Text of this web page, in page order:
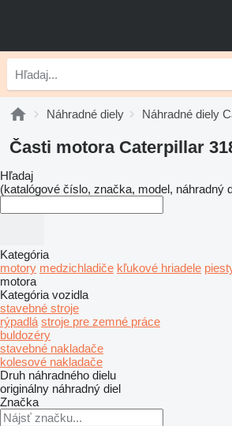
Náhradné diely Náhradné diely
Časti motora Caterpillar
Hľadaj
(katalógové číslo, značka, model, náhradný
Kategória
motory medzichladiče kľukové hriadele
motora
Kategória vozidla
stavebné stroje
rýpadlá stroje pre zemné práce
buldozéry
stavebné nakladače
kolesové nakladače
Druh náhradného dielu
originálny náhradný diel
Značka